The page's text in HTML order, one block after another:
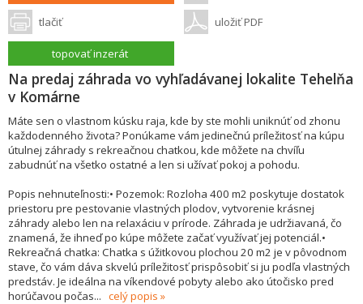
tlačiť uložiť PDF
topovať inzerát
Na predaj záhrada vo vyhľadávanej lokalite Tehelňa
v Komárne
Máte sen o vlastnom kúsku raja, kde by ste mohli uniknúť od zhonu
každodenného života? Ponúkame vám jedinečnú príležitosť na kúpu
útulnej záhrady s rekreačnou chatkou, kde môžete na chvíľu
zabudnúť na všetko ostatné a len si užívať pokoj a pohodu.
Popis nehnuteľnosti:• Pozemok: Rozloha 400 m2 poskytuje dostatok
priestoru pre pestovanie vlastných plodov, vytvorenie krásnej
záhrady alebo len na relaxáciu v prírode. Záhrada je udržiavaná, čo
znamená, že ihneď po kúpe môžete začať využívať jej potenciál.•
Rekreačná chatka: Chatka s úžitkovou plochou 20 m2 je v pôvodnom
stave, čo vám dáva skvelú príležitosť prispôsobiť si ju podľa vlastných
predstáv. Je ideálna na víkendové pobyty alebo ako útočisko pred
horúčavou počas... celý popis